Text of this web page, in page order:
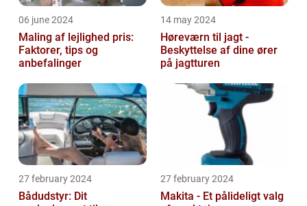
06 june 2024
Maling af lejlighed pris:
Faktorer, tips og
anbefalinger
14 may 2024
Høreværn til jagt -
Beskyttelse af dine ører
på jagtturen
27 february 2024
Bådudstyr: Dit
27 february 2024
Makita - Et pålideligt valg